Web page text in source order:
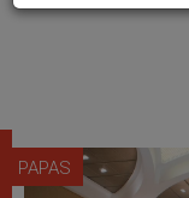
PAPAS